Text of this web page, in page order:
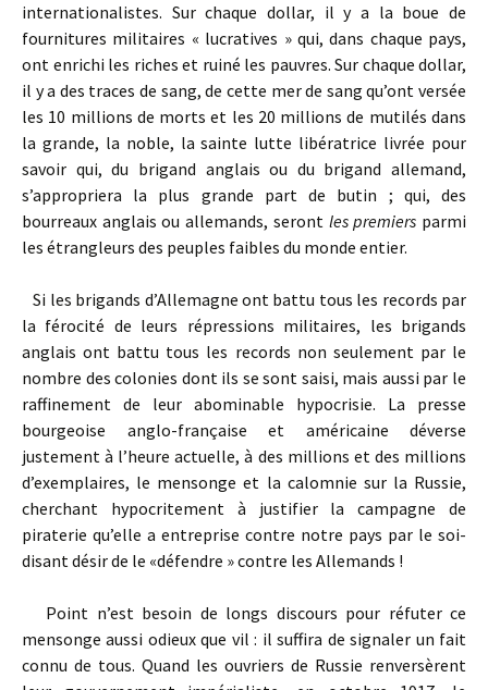
internationalistes. Sur chaque dollar, il y a la boue de
fournitures militaires « lucratives » qui, dans chaque pays,
ont enrichi les riches et ruiné les pauvres. Sur chaque dollar,
il y a des traces de sang, de cette mer de sang qu’ont versée
les 10 millions de morts et les 20 millions de mutilés dans
la grande, la noble, la sainte lutte libératrice livrée pour
savoir qui, du brigand anglais ou du brigand allemand,
s’appropriera la plus grande part de butin ; qui, des
bourreaux anglais ou allemands, seront les premiers parmi
les étrangleurs des peuples faibles du monde entier.
Si les brigands d’Allemagne ont battu tous les records par
la férocité de leurs répressions militaires, les brigands
anglais ont battu tous les records non seulement par le
nombre des colonies dont ils se sont saisi, mais aussi par le
raffinement de leur abominable hypocrisie. La presse
bourgeoise anglo-française et américaine déverse
justement à l’heure actuelle, à des millions et des millions
d’exemplaires, le mensonge et la calomnie sur la Russie,
cherchant hypocritement à justifier la campagne de
piraterie qu’elle a entreprise contre notre pays par le soi-
disant désir de le «défendre » contre les Allemands !
Point n’est besoin de longs discours pour réfuter ce
mensonge aussi odieux que vil : il suffira de signaler un fait
connu de tous. Quand les ouvriers de Russie renversèrent